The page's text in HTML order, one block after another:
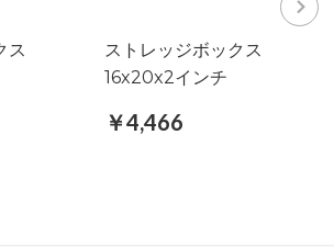
ス
ストレッジボックス
16x20x2インチ
￥4,466